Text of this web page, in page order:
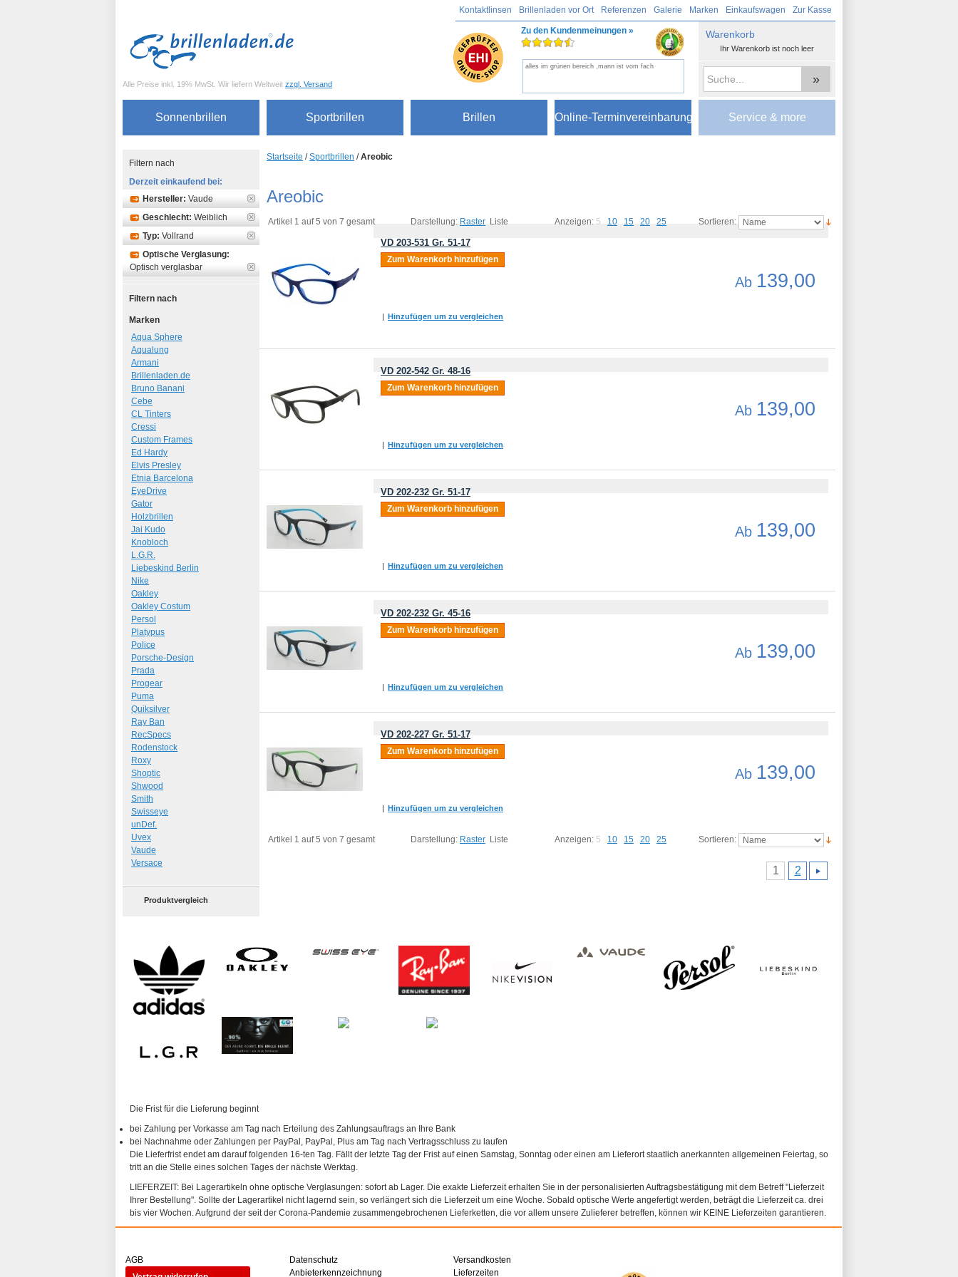
Kontaktlinsen Brillenladen vor Ort Referenzen Galerie Marken Einkaufswagen Zur Kasse
Zu den Kundenmeinungen »
alles im grünen bereich ,mann ist vom fach
Alle Preise inkl. 19% MwSt. Wir liefern Weltweit zzgl. Versand »
Warenkorb
Ihr Warenkorb ist noch leer
Sonnenbrillen Sportbrillen Brillen Online-Terminvereinbarung Service & more
Startseite /Sportbrillen /Areobic
Areobic
Artikel 1 auf 5 von 7 gesamt Sortieren:
Anzeigen: 5 10 15 20 25
Darstellung: Raster Liste
VD 203-531 Gr. 51-17
Ab 139,00
Zum Warenkorb hinzufügen
| Hinzufügen um zu vergleichen
VD 202-542 Gr. 48-16
Ab 139,00
Zum Warenkorb hinzufügen
| Hinzufügen um zu vergleichen
VD 202-232 Gr. 51-17
Ab 139,00
Zum Warenkorb hinzufügen
| Hinzufügen um zu vergleichen
VD 202-232 Gr. 45-16
Ab 139,00
Zum Warenkorb hinzufügen
| Hinzufügen um zu vergleichen
VD 202-227 Gr. 51-17
Ab 139,00
Zum Warenkorb hinzufügen
| Hinzufügen um zu vergleichen
Artikel 1 auf 5 von 7 gesamt Sortieren:
Anzeigen: 5 10 15 20 25
Darstellung: Raster Liste
1 2
Filtern nach
Derzeit einkaufend bei:
Hersteller: Vaude
Geschlecht: Weiblich
Typ: Vollrand
Optische Verglasung:
Optisch verglasbar
Filtern nach
Marken
Aqua Sphere
Aqualung
Armani
Brillenladen.de
Bruno Banani
Cebe
CL Tinters
Cressi
Custom Frames
Ed Hardy
Elvis Presley
Etnia Barcelona
EyeDrive
Gator
Holzbrillen
Jai Kudo
Knobloch
L.G.R.
Liebeskind Berlin
Nike
Oakley
Oakley Costum
Persol
Platypus
Police
Porsche-Design
Prada
Progear
Puma
Quiksilver
Ray Ban
RecSpecs
Rodenstock
Roxy
Shoptic
Shwood
Smith
Swisseye
unDef.
Uvex
Vaude
Versace
Produktvergleich
Die Frist für die Lieferung beginnt
bei Zahlung per Vorkasse am Tag nach Erteilung des Zahlungsauftrags an Ihre Bank
bei Nachnahme oder Zahlungen per PayPal, PayPal, Plus am Tag nach Vertragsschluss zu laufen
Die Lieferfrist endet am darauf folgenden 16-ten Tag. Fällt der letzte Tag der Frist auf einen Samstag, Sonntag oder einen am Lieferort staatlich anerkannten allgemeinen Feiertag, so
tritt an die Stelle eines solchen Tages der nächste Werktag.
LIEFERZEIT: Bei Lagerartikeln ohne optische Verglasungen: sofort ab Lager. Die exakte Lieferzeit erhalten Sie in der personalisierten Auftragsbestätigung mit dem Betreff "Lieferzeit
Ihrer Bestellung". Sollte der Lagerartikel nicht lagernd sein, so verlängert sich die Lieferzeit um eine Woche. Sobald optische Werte angefertigt werden, beträgt die Lieferzeit ca. drei
bis vier Wochen. Aufgrund der seit der Corona-Pandemie zusammengebrochenen Lieferketten, die vor allem unsere Zulieferer betreffen, können wir KEINE Lieferzeiten garantieren.
AGB
Datenschutz
Anbieterkennzeichnung
Versandkosten
Lieferzeiten